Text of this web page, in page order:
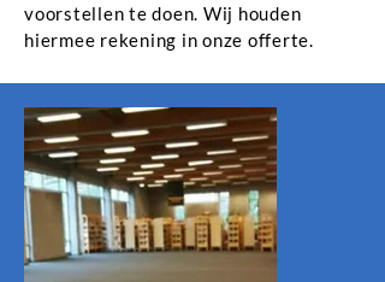
voorstellen te doen. Wij houden
hiermee rekening in onze offerte.